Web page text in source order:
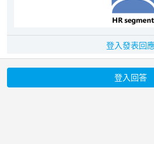
登入發表回
登入回答